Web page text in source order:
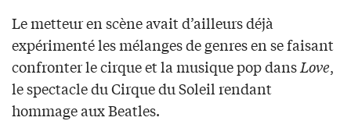
Le metteur en scène avait d’ailleurs déjà
expérimenté les mélanges de genres en se faisant
confronter le cirque et la musique pop dansLove,
le spectacle du Cirque du Soleil rendant
hommage aux Beatles.